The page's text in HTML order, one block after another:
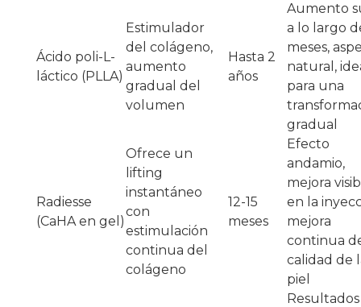
Ácido poli-L-
láctico (PLLA)
Estimulador
del colágeno,
aumento
gradual del
volumen
Hasta 2
años
Aumento
a lo largo
meses,
natural,
para una
gradual
Radiesse
(CaHA en gel)
Ofrece un
lifting
instantáneo
con
estimulación
continua del
colágeno
12-15
meses
Efecto
andamio,
mejora
en la
mejora
continua
calidad de
piel
Resultados